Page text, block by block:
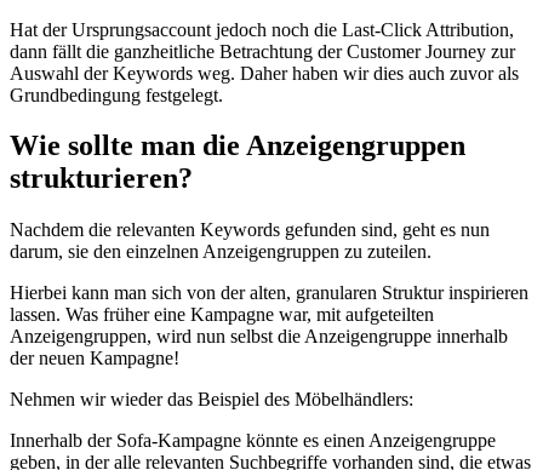
Hat der Ursprungsaccount jedoch noch die Last-Click Attribution,
dann fällt die ganzheitliche Betrachtung der Customer Journey zur
Auswahl der Keywords weg. Daher haben wir dies auch zuvor als
Grundbedingung festgelegt.
Wie sollte man die Anzeigengruppen
strukturieren?
Nachdem die relevanten Keywords gefunden sind, geht es nun
darum, sie den einzelnen Anzeigengruppen zu zuteilen.
Hierbei kann man sich von der alten, granularen Struktur inspirieren
lassen. Was früher eine Kampagne war, mit aufgeteilten
Anzeigengruppen, wird nun selbst die Anzeigengruppe innerhalb
der neuen Kampagne!
Nehmen wir wieder das Beispiel des Möbelhändlers:
Innerhalb der Sofa-Kampagne könnte es einen Anzeigengruppe
geben, in der alle relevanten Suchbegriffe vorhanden sind, die etwas